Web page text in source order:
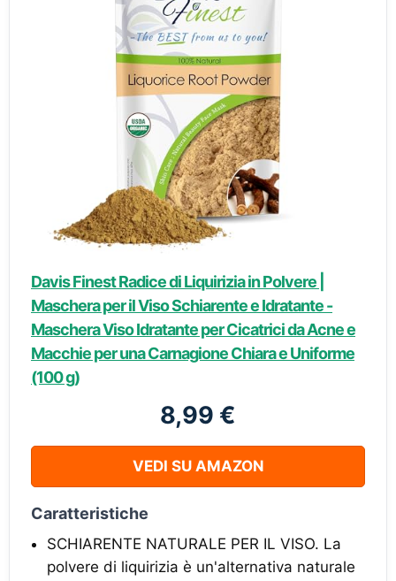
Davis Finest Radice di Liquirizia in Polvere |
Maschera per il Viso Schiarente e Idratante -
Maschera Viso Idratante per Cicatrici da Acne e
Macchie per una Carnagione Chiara e Uniforme
(100 g)
8,99 €
VEDI SU AMAZON
Caratteristiche
SCHIARENTE NATURALE PER IL VISO. La
polvere di liquirizia è un'alternativa naturale